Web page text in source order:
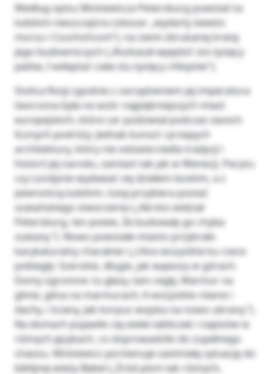
Według opisu Mickiewicza Petersburg powstał na
ludzkim nieszczęściu (obszar „wydarty świeżo
morzu i Czuchońcom”), na ziemi zbrukanej krwią
jego budowniczych („Rozkazał wpędzić sto tysięcy
palów, I wdeptać ciała stu tysięcy chłopów”).
Stolica Rosji zgodnie z zarządzeniem jej imperatora
tworzona była na wzór najpiękniejszych miast
europejskich, które car podziwiał podczas swoich
licznych podróży. Jednak kunszt i przepych
architektury, który nie odzwierciedla tradycji i
historii jej narodu, zamiast tak jak w Wenecji, Paryżu
czy Londynie wydawać się dziełem boskim, a z
pewnością ludzkim, tutaj przybiera postać
szatańskiego stworzenia („Ale kto widział
Petersburg, ten powie, Że budowały go chyba
szatany.”). Nowo powstałe miasto przybrało
karykaturalny charakter („Ulice wszystkie ku rzece
pobiegły: Szerokie, długie, jak wąwozy w górach.
Domy ogromne: tu głazy, tam cegły, Marmur na
glinie, glina na marmurach; A wszystkie równe i
dachy, i ściany, Jak korpus wojska na nowo ubrany.”).
Na domach pojawiło się wiele tabliczek i napisów w
różnych językach, co doprowadziło do zupełnego
chaosu. Mickiewicz porównuje zaistniałą sytuację do
biblijnej wieży Babel („Śród pism tak różnych,